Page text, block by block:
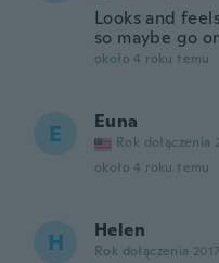
Looks and
so maybe go
około 4 roku temu
E Euna
Rok dołączenia
około 4 roku temu
H Helen
Rok dołączenia 2017